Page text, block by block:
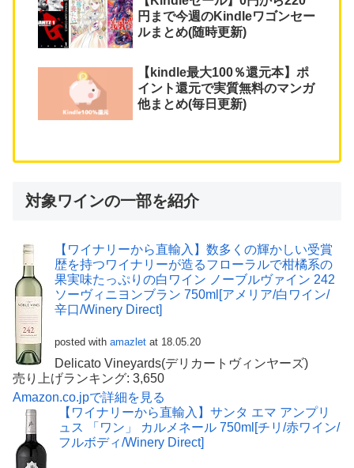
円まで今週のKindleワゴンセー
ルまとめ(随時更新)
【kindle最大100％還元本】ポ
イント還元で実質無料のマンガ
他まとめ(毎日更新)
対象ワインの一部を紹介
【ワイナリーから直輸入】数多くの輝かしい受賞
歴を持つワイナリーが造るフローラルで柑橘系の
果実味たっぷりの白ワイン ノーブルヴァイン 242
ソーヴィニヨンブラン 750ml[アメリア/白ワイン/
辛口/Winery Direct]
posted with amazlet at 18.05.20
Delicato Vineyards(デリカートヴィンヤーズ)
売り上げランキング: 3,650
Amazon.co.jpで詳細を見る
【ワイナリーから直輸入】サンタ エマ アンプリ
ュス 「ワン」 カルメネール 750ml[チリ/赤ワイン/
フルボディ/Winery Direct]